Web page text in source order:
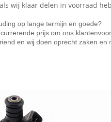
wij klaar delen in voorraad
op lange termijn en goede?
prijs om ons
en wij doen oprecht zaken en